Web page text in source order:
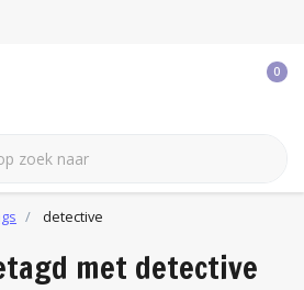
0
detective
met detective